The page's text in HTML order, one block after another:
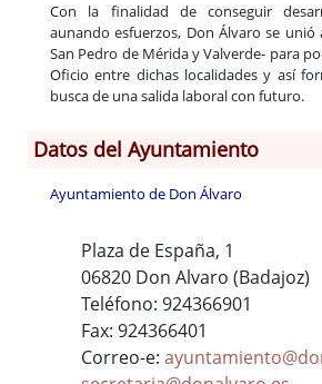
Con la finalidad de conseguir
aunando esfuerzos, Don Álvaro se
San Pedro de Mérida y Valverde- para
Oficio entre dichas localidades y así
busca de una salida laboral con futuro.
Datos del Ayuntamiento
Ayuntamiento de Don Álvaro
Plaza de España, 1
06820 Don Alvaro (Badajoz)
Teléfono: 924366901
Fax: 924366401
Correo-e: